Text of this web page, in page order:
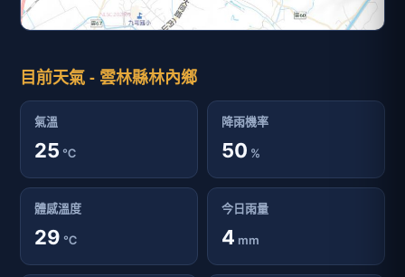
目前天氣 - 雲林縣林內鄉
氣溫
25 ℃
降雨機率
50 %
體感溫度
29 ℃
今日雨量
4 mm